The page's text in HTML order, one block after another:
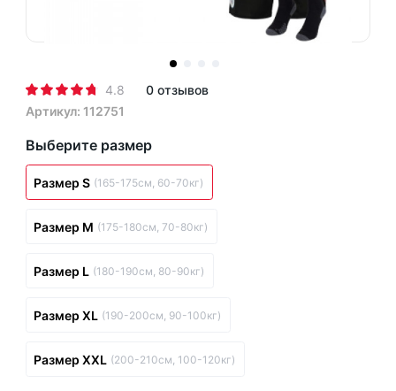
4.8
0 отзывов
Артикул: 112751
Выберите размер
Размер S (165-175см, 60-70кг)
Размер M (175-180см, 70-80кг)
Размер L (180-190см, 80-90кг)
Размер XL (190-200см, 90-100кг)
Размер XXL (200-210см, 100-120кг)